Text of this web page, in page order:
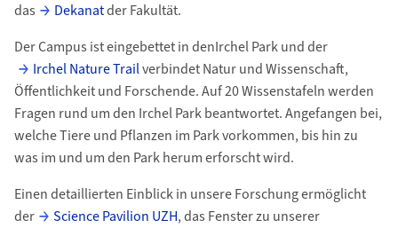
das
Dekanatder Fakultät.
Der Campus ist eingebettet in denIrchel Park und der
Irchel Nature Trailverbindet Natur und Wissenschaft,
Öffentlichkeit und Forschende. Auf 20 Wissenstafeln werden
Fragen rund um den Irchel Park beantwortet. Angefangen bei,
welche Tiere und Pflanzen im Park vorkommen, bis hin zu
was im und um den Park herum erforscht wird.
Einen detaillierten Einblick in unsere Forschung ermöglicht
der
Science Pavilion UZH, das Fenster zu unserer